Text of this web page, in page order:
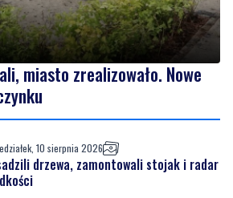
miasto zrealizowało. Nowe
10 sierpnia 2026
drzewa, zamontowali stojak i radar